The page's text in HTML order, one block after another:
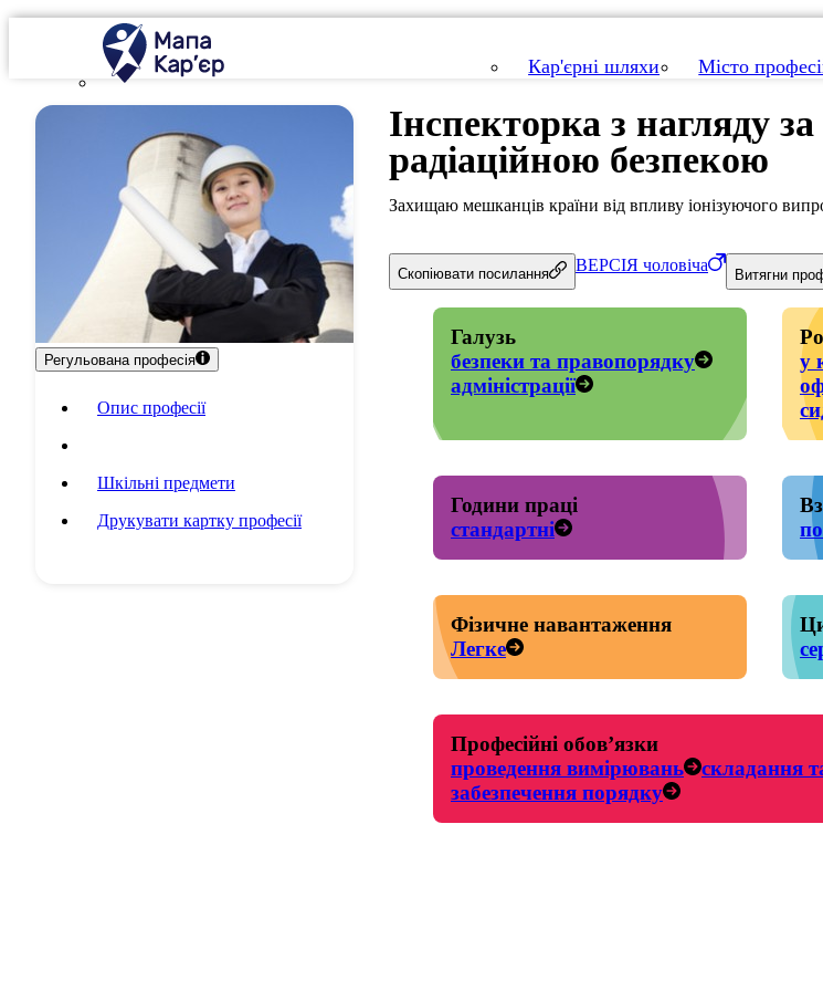
Кар'єрні шляхи Місто
Регульована професія
Опис професії
Шкільні предмети
Друкувати картку професії
Інспекторка з нагляду
радіаційною безпекою
Захищаю мешканців країни від впливу іонізуючого
Скопіювати посилання ВЕРСІЯ чоловіча
Витягни
Галузь
безпеки та правопорядку
адміністрації
у
Години праці
стандартні
Фізичне навантаження
Легке
Професійні обов’язки
проведення вимірювань
складання
забезпечення порядку